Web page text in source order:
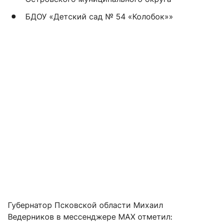
БДОУ «Детский сад № 54 «Колобок»»
Губернатор Псковской области Михаил
Ведерников в мессенджере МАХ отметил: